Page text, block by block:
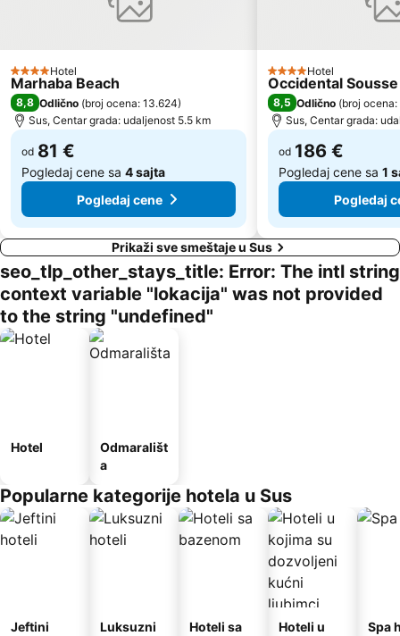
4 Zvezdice
Hotel
Marhaba Beach
8,8 Odlično (broj ocena: 13.624)
Sus, Centar grada: udaljenost 5.5 km
od 81 €
Pogledaj cene sa 4 sajta
Pogledaj cene
4 Zvezdice
Hotel
Occidental
8,5 Odlično (broj ocena:
Sus, Centar grada:
od 186 €
Pogledaj cene sa 1
Pogledaj
Prikaži sve smeštaje u Sus
seo_tlp_other_stays_title: Error: The intl string
context variable "lokacija" was not provided
to the string "undefined"
Hotel
Odmarališt
a
Popularne kategorije hotela u Sus
Jeftini
Luksuzni
Hoteli sa
Hoteli u
Spa